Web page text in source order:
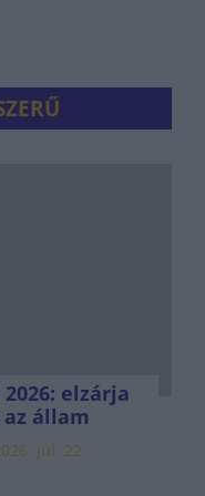
elzárja
állam
júl. 22.